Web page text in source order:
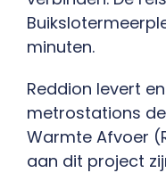
minuten.
Reddion levert
metrostations
Warmte Afvoer
aan dit project